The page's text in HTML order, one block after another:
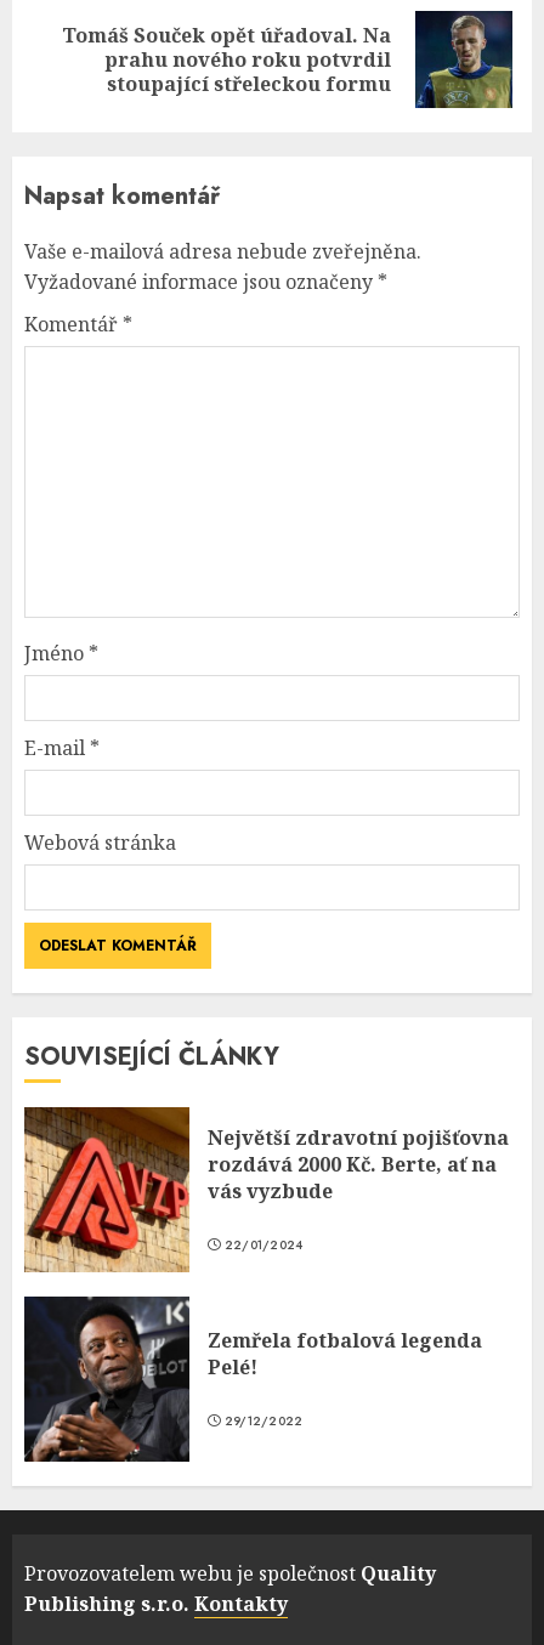
Next
Tomáš Souček opět úřadoval. Na
prahu nového roku potvrdil
stoupající střeleckou formu
Napsat komentář
Vaše e-mailová adresa nebude zveřejněna.
Vyžadované informace jsou označeny *
Komentář *
Jméno *
E-mail *
Webová stránka
SOUVISEJÍCÍ ČLÁNKY
Největší zdravotní pojišťovna
rozdává 2000 Kč. Berte, ať na
vás vyzbude
22/01/2024
Zemřela fotbalová legenda
Pelé!
29/12/2022
Provozovatelem webu je společnost Quality
Publishing s.r.o. Kontakty